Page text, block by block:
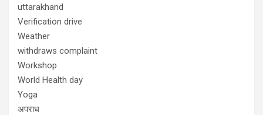
uttarakhand
Verification drive
Weather
withdraws complaint
Workshop
World Health day
Yoga
अपराध